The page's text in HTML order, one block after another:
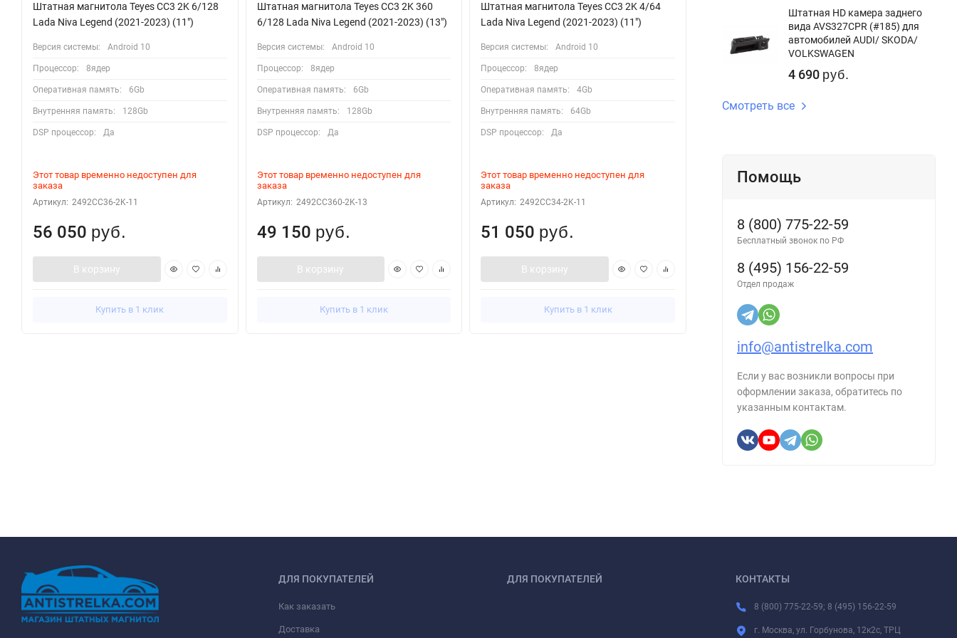
Штатная магнитола Teyes CC3 2K 6/128
Lada Niva Legend (2021-2023) (11")
Версия системы: Android 10
Процессор: 8ядер
Оперативная память: 6Gb
Внутренняя память: 128Gb
DSP процессор: Да
Этот товар временно недоступен для
заказа
Артикул: 2492CC36-2K-11
56 050 руб.
В корзину
Купить в 1 клик
Штатная магнитола Teyes CC3 2K 360
6/128 Lada Niva Legend (2021-2023) (13")
Версия системы: Android 10
Процессор: 8ядер
Оперативная память: 6Gb
Внутренняя память: 128Gb
DSP процессор: Да
Этот товар временно недоступен для
заказа
Артикул: 2492CC360-2K-13
49 150 руб.
В корзину
Купить в 1 клик
Штатная магнитола Teyes CC3 2K 4/64
Lada Niva Legend (2021-2023) (11")
Версия системы: Android 10
Процессор: 8ядер
Оперативная память: 4Gb
Внутренняя память: 64Gb
DSP процессор: Да
Этот товар временно недоступен для
заказа
Артикул: 2492CC34-2K-11
51 050 руб.
В корзину
Купить в 1 клик
Lada Niva Legend (2021-2023) (13" с
кнопками)
Оперативная память: 6Gb
Этот товар временно недоступен для
54 600руб.
В корзину
Купить в 1 клик
Штатная HD камера заднего
вида AVS327CPR (#185) для
автомобилей AUDI/ SKODA/
VOLKSWAGEN
4 690 руб.
Смотреть все
Помощь
8 (800) 775-22-59
Бесплатный звонок по РФ
8 (495) 156-22-59
Отдел продаж
info@antistrelka.com
Если у вас возникли вопросы при
оформлении заказа, обратитесь по
указанным контактам.
ДЛЯ ПОКУПАТЕЛЕЙ
Как заказать
Доставка
ДЛЯ ПОКУПАТЕЛЕЙ КОНТАКТЫ
8 (800) 775-22-59; 8 (495) 156-22-59
г. Москва, ул. Горбунова, 12к2с, ТРЦ